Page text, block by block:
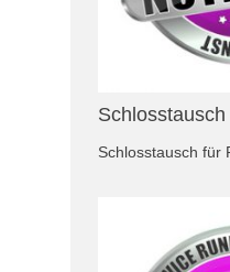
Schlosstausch für